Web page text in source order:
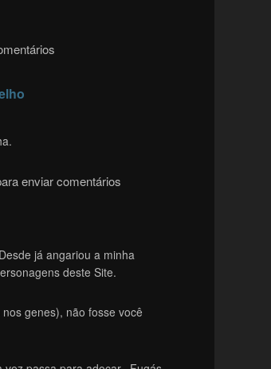
enviar comentários
já angariou a minha
deste Site.
genes), não fosse você